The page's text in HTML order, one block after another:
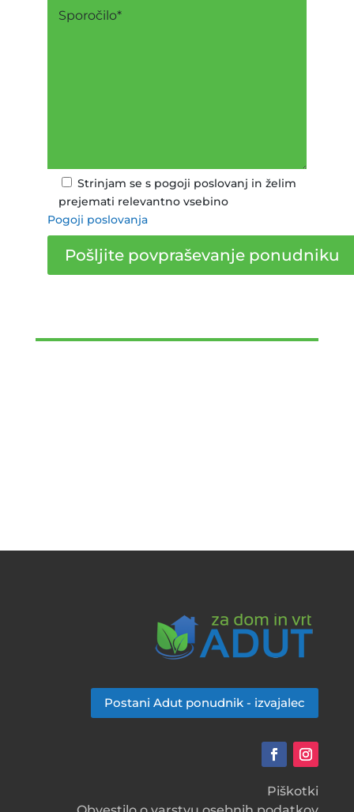
Strinjam se s pogoji poslovanj in želim
prejemati relevantno vsebino
Pogoji poslovanja
Postani Adut ponudnik - izvajalec
Piškotki